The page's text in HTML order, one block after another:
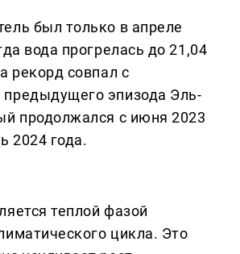
был только в апреле
вода прогрелась до 21,04
рекорд совпал с
эпизода Эль-
продолжался с июня 2023
2024 года.
теплой фазой
цикла. Это